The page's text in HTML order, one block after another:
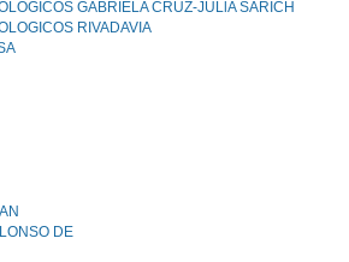
GABRIELA CRUZ-JULlA SARICH
RIVADAVIA
DE